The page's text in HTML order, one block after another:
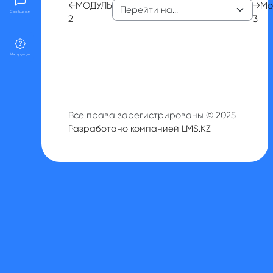
Сообщения
Инструкции
←МОДУЛЬ
2
→
3
Все права зарегистрированы © 2025
Разработано компанией LMS.KZ